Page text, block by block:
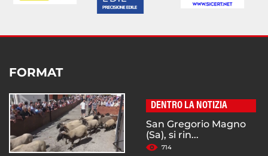
FORMAT
DENTRO LA NOTIZIA
San Gregorio Magno
(Sa), si rin...
714